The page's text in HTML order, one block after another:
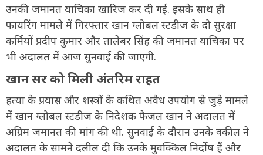
उनकी जमानत याचिका खारिज कर दी गई. इसके साथ ही
फायरिंग मामले में गिरफ्तार खान ग्लोबल स्टडीज के दो सुरक्षा
कर्मियों प्रदीप कुमार और तालेबर सिंह की जमानत याचिका पर
भी अदालत में आज सुनवाई की जाएगी.
खान सर को मिली अंतरिम राहत
हत्या के प्रयास और शस्त्रों के कथित अवैध उपयोग से जुड़े मामले
में खान ग्लोबल स्टडीज के निदेशक फैजल खान ने अदालत में
अग्रिम जमानत की मांग की थी. सुनवाई के दौरान उनके वकील ने
अदालत के सामने दलील दी कि उनके मुवक्किल निर्दोष हैं और